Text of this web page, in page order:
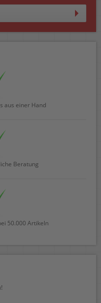
aus einer Hand
Beratung
50.000 Artikeln